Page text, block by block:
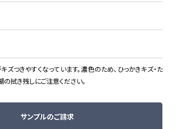
ズつきやすくなっています。濃色のため、ひっかきキズ・た
拭き残しにご注意ください。
サンプルのご請求